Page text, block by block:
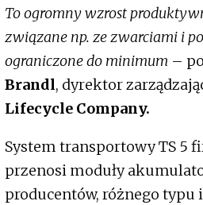
To ogromny wzrost
związane np. ze zwarciami i
ograniczone do minimum –
Brandl, dyrektor
Lifecycle Company.
System transportowy TS 5
przenosi moduły
producentów, różnego typu